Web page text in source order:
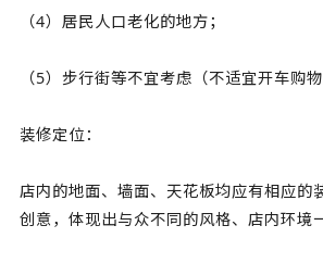
（4）居民人口老化的地方；
（5）步行街等不宜考虑（不适宜开车购物
装修定位：
店内的地面、墙面、天花板均应有相应的
创意，体现出与众不同的风格、店内环境